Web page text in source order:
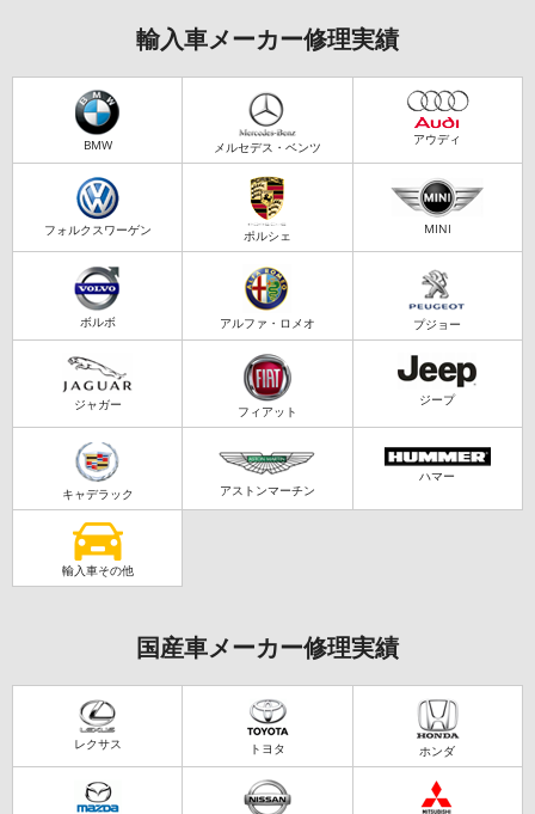
輸入車メーカー修理実績
BMW メルセデス・ベンツ アウディ
フォルクスワーゲン ポルシェ MINI
ボルボ アルファ・ロメオ プジョー
ジャガー フィアット
ジープ
キャデラック アストンマーチン
ハマー
輸入車その他
国産車メーカー修理実績
レクサス トヨタ ホンダ